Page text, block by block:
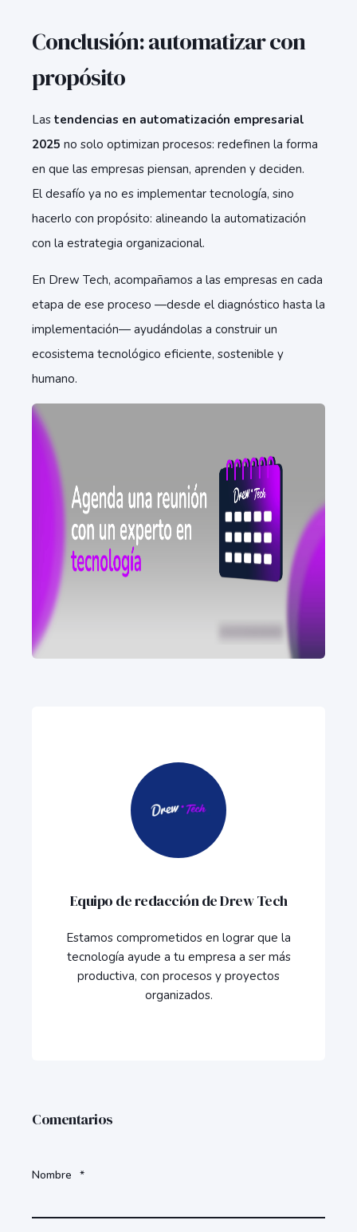
Conclusión: automatizar con
propósito
Las tendencias en automatización empresarial
2025 no solo optimizan procesos: redefinen la forma
en que las empresas piensan, aprenden y deciden.
El desafío ya no es implementar tecnología, sino
hacerlo con propósito: alineando la automatización
con la estrategia organizacional.
En Drew Tech, acompañamos a las empresas en cada
etapa de ese proceso —desde el diagnóstico hasta la
implementación— ayudándolas a construir un
ecosistema tecnológico eficiente, sostenible y
humano.
Equipo de redacción de Drew Tech
Estamos comprometidos en lograr que la
tecnología ayude a tu empresa a ser más
productiva, con procesos y proyectos
organizados.
Comentarios
Nombre *